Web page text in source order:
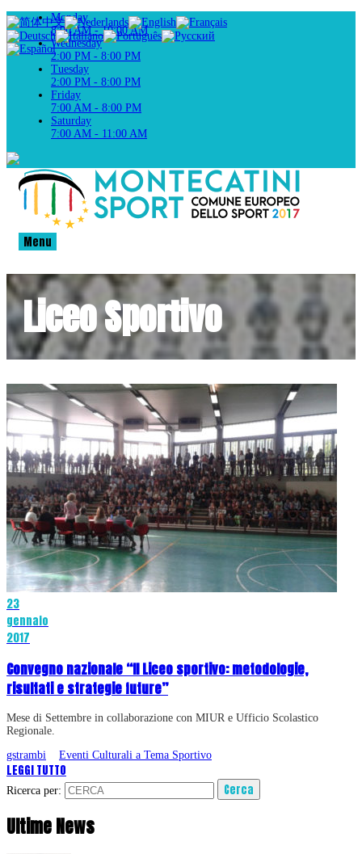
Monday
8:00 AM - 10:00 AM
Wednesday
2:00 PM - 8:00 PM
Tuesday
2:00 PM - 8:00 PM
Friday
7:00 AM - 8:00 PM
Saturday
7:00 AM - 11:00 AM
Menu
Liceo Sportivo
23
gennaio
2017
Convegno nazionale “Il Liceo sportivo: metodologie,
risultati e strategie future”
Mese di Settembre in collaborazione con MIUR e Ufficio Scolastico
Regionale.
gstrambi
Eventi Culturali a Tema Sportivo
LEGGI TUTTO
Ricerca per:
Ultime News